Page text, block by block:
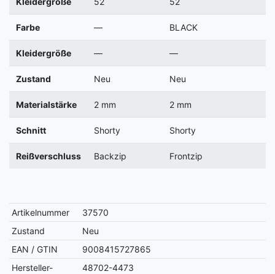
Farbe — BLACK
Kleidergröße — —
Zustand Neu Neu
Materialstärke 2 mm 2 mm
Schnitt Shorty Shorty
Reißverschluss Backzip Frontzip
Artikelnummer
37570
Zustand
Neu
EAN / GTIN
9008415727865
Hersteller-
48702-4473